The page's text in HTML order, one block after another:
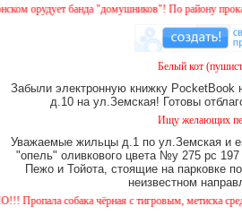
банда "домушников"! По району
Белый кот
Забыли электронную книжку PocketBook
д.10 на ул.Земская! Готовы
Ищу желающих
Уважаемые жильцы д.1 по ул.Земская и
"опель" оливкового цвета №у 275 рс
Пежо и Тойота, стоящие на парковке
неизвестном
собака чёрная с тигровым, метиска среднего